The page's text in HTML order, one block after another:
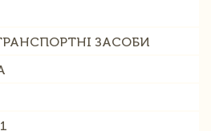
ЗАСОБИ